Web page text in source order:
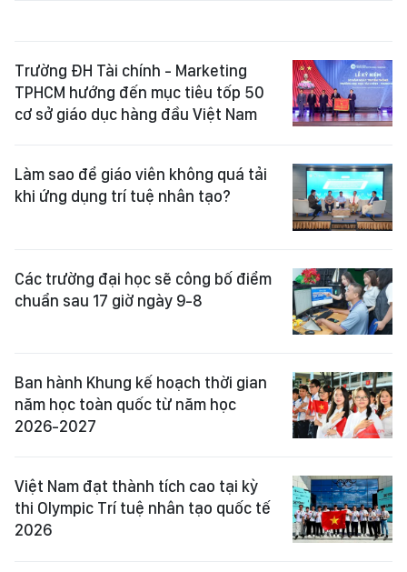
Trường ĐH Tài chính - Marketing
TPHCM hướng đến mục tiêu tốp 50
cơ sở giáo dục hàng đầu Việt Nam
Làm sao để giáo viên không quá tải
khi ứng dụng trí tuệ nhân tạo?
Các trường đại học sẽ công bố điểm
chuẩn sau 17 giờ ngày 9-8
Ban hành Khung kế hoạch thời gian
năm học toàn quốc từ năm học
2026-2027
Việt Nam đạt thành tích cao tại kỳ
thi Olympic Trí tuệ nhân tạo quốc tế
2026